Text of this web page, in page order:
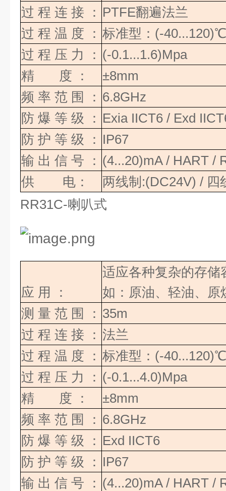
过 程 连 接 ： PTFE翻遍法兰
过 程 温 度 ： 标准型： (-40...120)℃
过 程 压 力 ： (-0.1...1.6)Mpa
精
度 ：
±8mm
频 率 范 围 ： 6.8GHz
防 爆 等 级 ： Exia IICT6 / Exd
防 护 等 级 ： IP67
输 出 信 号 ： (4...20)mA / HART /
供
电： 两线制 :(DC24V) / 四
RR31C-喇叭式
应 用 ：
适应各种复杂的存储
如：原油、轻油、原
测 量 范 围 ： 35m
过 程 连 接 ： 法兰
过 程 温 度 ： 标准型： (-40...120)℃
过 程 压 力 ： (-0.1...4.0)Mpa
精
度 ：
±8mm
频 率 范 围 ： 6.8GHz
防 爆 等 级 ： Exd IICT6
防 护 等 级 ： IP67
输 出 信 号 ： (4...20)mA / HART /